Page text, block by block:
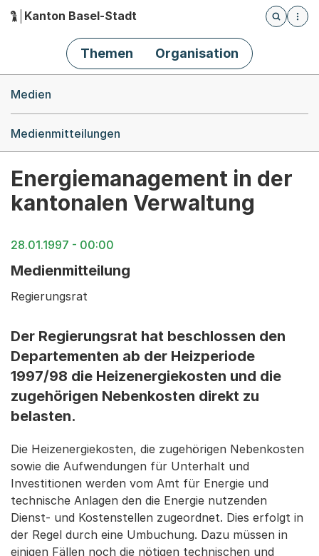
Hauptnavigation
Kanton Basel-Stadt
Öffnet
Themen Organisation
Medien
Medienmitteilungen
Energiemanagement in der
kantonalen Verwaltung
28.01.1997 - 00:00
Medienmitteilung
Regierungsrat
Der Regierungsrat hat beschlossen den
Departementen ab der Heizperiode
1997/98 die Heizenergiekosten und die
zugehörigen Nebenkosten direkt zu
belasten.
Die Heizenergiekosten, die zugehörigen Nebenkosten
sowie die Aufwendungen für Unterhalt und
Investitionen werden vom Amt für Energie und
technische Anlagen den die Energie nutzenden
Dienst- und Kostenstellen zugeordnet. Dies erfolgt in
der Regel durch eine Umbuchung. Dazu müssen in
einigen Fällen noch die nötigen technischen und